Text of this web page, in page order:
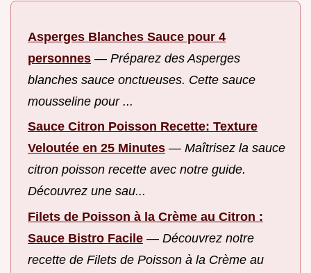
Asperges Blanches Sauce pour 4
personnes — Préparez des Asperges
blanches sauce onctueuses. Cette sauce
mousseline pour ...
Sauce Citron Poisson Recette: Texture
Veloutée en 25 Minutes — Maîtrisez la sauce
citron poisson recette avec notre guide.
Découvrez une sau...
Filets de Poisson à la Crème au Citron :
Sauce Bistro Facile — Découvrez notre
recette de Filets de Poisson à la Crème au